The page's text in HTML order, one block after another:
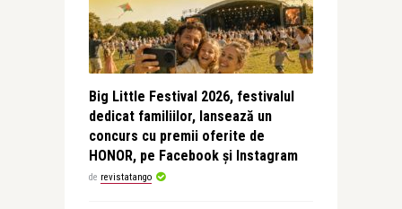
Big Little Festival 2026, festivalul
dedicat familiilor, lansează un
concurs cu premii oferite de
HONOR, pe Facebook și Instagram
de revistatango